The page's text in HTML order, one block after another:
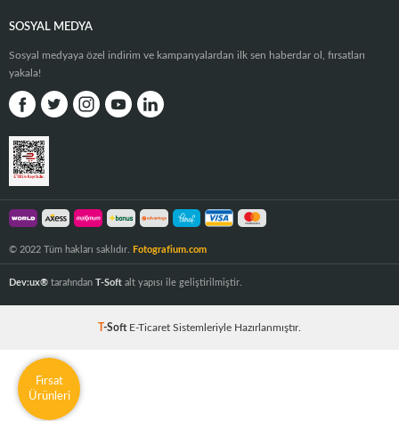
SOSYAL MEDYA
Sosyal medyaya özel indirim ve kampanyalardan ilk sen haberdar ol, fırsatları
yakala!
© 2022 Tüm hakları saklıdır. Fotografium.com
Dev:ux® tarafından T-Soft alt yapısı ile geliştirilmiştir.
T-Soft E-Ticaret Sistemleriyle Hazırlanmıştır.
Fırsat
Ürünleri